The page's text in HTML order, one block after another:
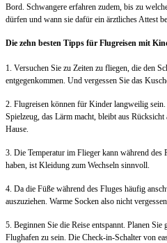
Bord. Schwangere erfahren zudem, bis zu
dürfen und wann sie dafür ein ärztliches Attest
Die zehn besten Tipps für Flugreisen mit
1. Versuchen Sie zu Zeiten zu fliegen, die den
entgegenkommen. Und vergessen Sie das
2. Flugreisen können für Kinder langweilig
Spielzeug, das Lärm macht, bleibt aus Rücksicht
Hause.
3. Die Temperatur im Flieger kann während
haben, ist Kleidung zum Wechseln sinnvoll.
4. Da die Füße während des Fluges häufig
auszuziehen. Warme Socken also nicht
5. Beginnen Sie die Reise entspannt. Planen
Flughafen zu sein. Die Check-in-Schalter von